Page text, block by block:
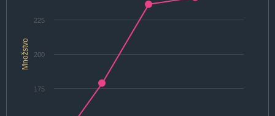
Množstvo
175
200
225